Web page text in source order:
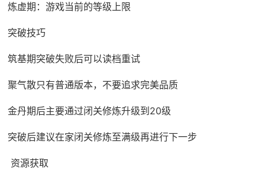
炼虚期：游戏当前的等级上限
突破技巧
筑基期突破失败后可以读档重试
聚气散只有普通版本，不要追求完美品质
金丹期后主要通过闭关修炼升级到20级
突破后建议在家闭关修炼至满级再进行下一步
资源获取